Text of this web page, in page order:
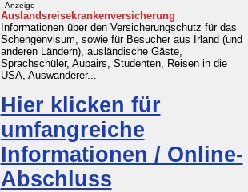
- Anzeige -
Auslandsreisekrankenversicherung
Informationen über den Versicherungschutz für das
Schengenvisum, sowie für Besucher aus Irland (und
anderen Ländern), ausländische Gäste,
Sprachschüler, Aupairs, Studenten, Reisen in die
USA, Auswanderer...
Hier klicken für
umfangreiche
Informationen / Online-
Abschluss